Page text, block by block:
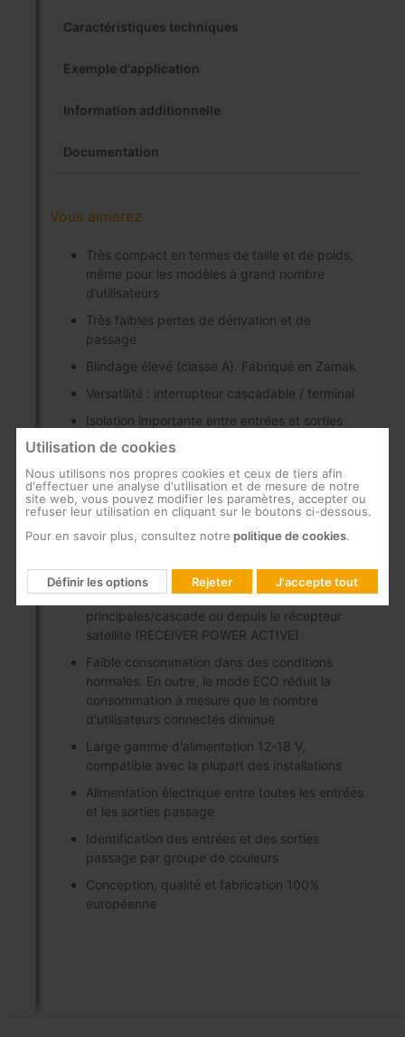
Caractéristiques techniques
Exemple d'application
Information additionnelle
Documentation
Vous aimerez
Très compact en termes de taille et de poids,
même pour les modèles à grand nombre
d’utilisateurs
Très faibles pertes de dérivation et de
passage
Blindage élevé (classe A). Fabriqué en Zamak
Versatilité : interrupteur cascadable / terminal
Isolation importante entre entrées et sorties
Technologie TForce intégrée, réglant
automatiquement (TERR. AMP. ACTIVE) le
niveau de sortie terrestre au niveau optimal
Interrupteur Low Gain (LG) / High Gain (HG) de
10dB pour gérer le signal d'entrée satellite
Plusierus modes d’alimentation: alimentation
électrique, à distance par les lignes
principales/cascade ou depuis le récepteur
satellite (RECEIVER POWER ACTIVE)
Faible consommation dans des conditions
normales. En outre, le mode ECO réduit la
consommation à mesure que le nombre
d'utilisateurs connectés diminue
Large gamme d'alimentation 12-18 V,
compatible avec la plupart des installations
Alimentation électrique entre toutes les entrées
et les sorties passage
Identification des entrées et des sorties
passage par groupe de couleurs
Conception, qualité et fabrication 100%
européenne
Utilisation de cookies
Nous utilisons nos propres cookies et ceux de tiers afin
d'effectuer une analyse d'utilisation et de mesure de notre
site web, vous pouvez modifier les paramètres, accepter ou
refuser leur utilisation en cliquant sur le boutons ci-dessous.
Pour en savoir plus, consultez notre politique de cookies.
Définir les options Rejeter J'accepte tout